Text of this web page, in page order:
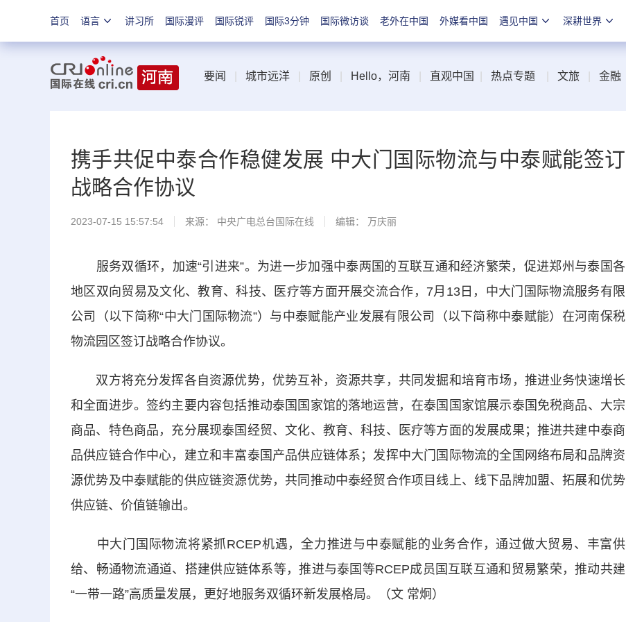
首页 语言 讲习所 国际漫评 国际锐评 国际3分钟 国际微访谈 老外在中国 外媒看中国 遇见中国 深耕世界
要闻 城市远洋 原创 Hello，河南 直观中国 热点专题 文旅 金融
携手共促中泰合作稳健发展 中大门国际物流与中泰赋能签订
战略合作协议
2023-07-15 15:57:54 来源： 中央广电总台国际在线 编辑： 万庆丽
服务双循环，加速“引进来”。为进一步加强中泰两国的互联互通和经济繁荣，促进郑州与泰国各
地区双向贸易及文化、教育、科技、医疗等方面开展交流合作，7月13日，中大门国际物流服务有限
公司（以下简称“中大门国际物流”）与中泰赋能产业发展有限公司（以下简称中泰赋能）在河南保税
物流园区签订战略合作协议。
双方将充分发挥各自资源优势，优势互补，资源共享，共同发掘和培育市场，推进业务快速增长
和全面进步。签约主要内容包括推动泰国国家馆的落地运营，在泰国国家馆展示泰国免税商品、大宗
商品、特色商品，充分展现泰国经贸、文化、教育、科技、医疗等方面的发展成果；推进共建中泰商
品供应链合作中心，建立和丰富泰国产品供应链体系；发挥中大门国际物流的全国网络布局和品牌资
源优势及中泰赋能的供应链资源优势，共同推动中泰经贸合作项目线上、线下品牌加盟、拓展和优势
供应链、价值链输出。
中大门国际物流将紧抓RCEP机遇，全力推进与中泰赋能的业务合作，通过做大贸易、丰富供
给、畅通物流通道、搭建供应链体系等，推进与泰国等RCEP成员国互联互通和贸易繁荣，推动共建
“一带一路”高质量发展，更好地服务双循环新发展格局。（文 常炯）